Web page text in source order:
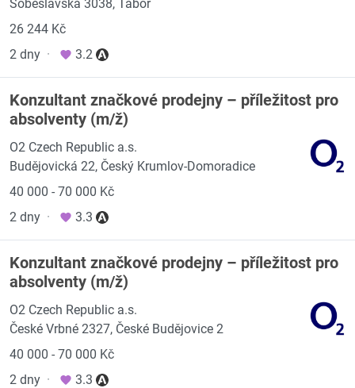
Soběslavská 3038, Tábor
26 244 Kč
2 dny · 3.2
Konzultant značkové prodejny – příležitost pro
absolventy (m/ž)
O2 Czech Republic a.s.
Budějovická 22, Český Krumlov-Domoradice
40 000 - 70 000 Kč
2 dny · 3.3
Konzultant značkové prodejny – příležitost pro
absolventy (m/ž)
O2 Czech Republic a.s.
České Vrbné 2327, České Budějovice 2
40 000 - 70 000 Kč
2 dny · 3.3